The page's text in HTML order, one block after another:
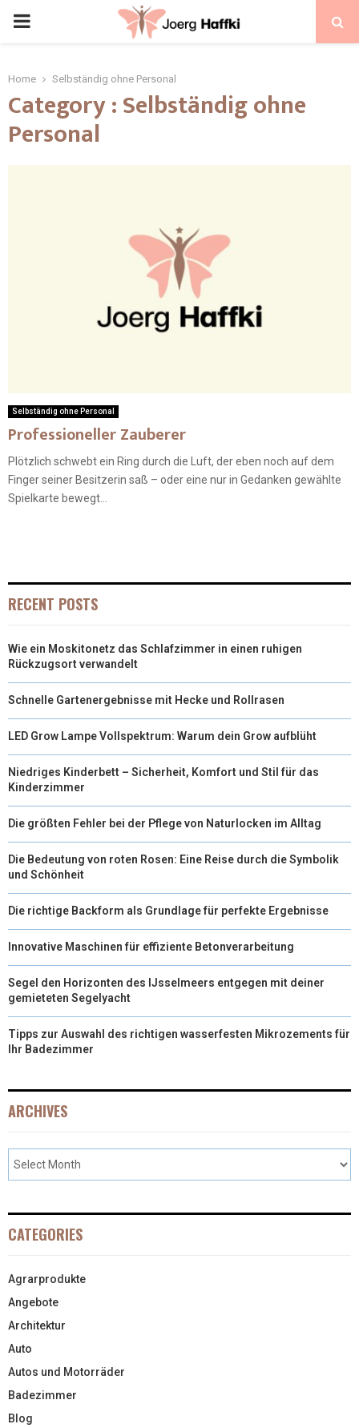
Home Selbständig ohne Personal
Category : Selbständig ohne
Personal
Selbständig ohne Personal
Professioneller Zauberer
Plötzlich schwebt ein Ring durch die Luft, der eben noch auf dem
Finger seiner Besitzerin saß – oder eine nur in Gedanken gewählte
Spielkarte bewegt...
RECENT POSTS
Wie ein Moskitonetz das Schlafzimmer in einen ruhigen
Rückzugsort verwandelt
Schnelle Gartenergebnisse mit Hecke und Rollrasen
LED Grow Lampe Vollspektrum: Warum dein Grow aufblüht
Niedriges Kinderbett – Sicherheit, Komfort und Stil für das
Kinderzimmer
Die größten Fehler bei der Pflege von Naturlocken im Alltag
Die Bedeutung von roten Rosen: Eine Reise durch die Symbolik
und Schönheit
Die richtige Backform als Grundlage für perfekte Ergebnisse
Innovative Maschinen für effiziente Betonverarbeitung
Segel den Horizonten des IJsselmeers entgegen mit deiner
gemieteten Segelyacht
Tipps zur Auswahl des richtigen wasserfesten Mikrozements für
Ihr Badezimmer
ARCHIVES
CATEGORIES
Agrarprodukte
Angebote
Architektur
Auto
Autos und Motorräder
Badezimmer
Blog